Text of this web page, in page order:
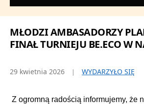
MŁODZI AMBASADORZY
FINAŁ TURNIEJU BE.ECO W
29 kwietnia 2026 WYDARZYŁO SIĘ
Z ogromną radością informujemy, że